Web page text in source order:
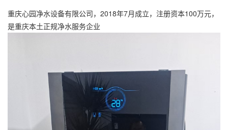
重庆心园净水设备有限公司，2018年7月成立，注册资本100万元，
是重庆本土正规净水服务企业